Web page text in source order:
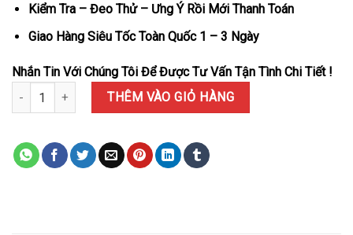
Kiểm Tra – Đeo Thử – Ưng Ý Rồi Mới Thanh Toán
Giao Hàng Siêu Tốc Toàn Quốc 1 – 3 Ngày
Nhắn Tin Với Chúng Tôi Để Được Tư Vấn Tận Tình Chi Tiết !
Đồng Hồ Rolex Datejust 126234 Mặt Số Nếp Gấp Xanh Dương
THÊM VÀO GIỎ HÀNG